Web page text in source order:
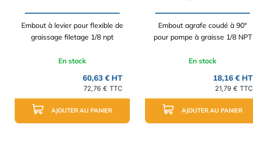
Embout à levier pour flexible de
graissage filetage 1/8 npt
En stock
60,63 € HT
72,76 € TTC
AJOUTER AU PANIER
Embout agrafe coudé à 90°
pour pompe à graisse 1/8 NPT
En stock
18,16 € HT
21,79 € TTC
AJOUTER AU PANIER